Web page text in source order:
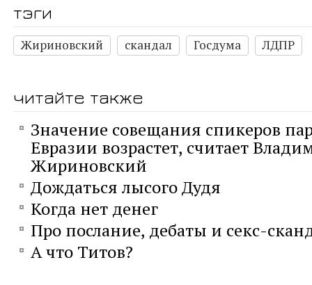
тэги
Жириновский скандал Госдума ЛДПР
читайте также
Значение совещания спикеров
Евразии возрастет, считает
Жириновский
Дождаться лысого Дудя
Когда нет денег
Про послание, дебаты и секс-
А что Титов?